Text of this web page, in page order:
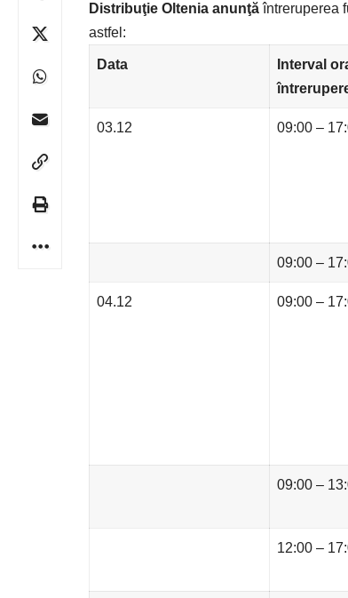
Distribuţie Oltenia anunţăîntreruperea
astfel:
Data Interval
03.12 09:00 –
09:00 –
04.12 09:00 –
09:00 –
12:00 –